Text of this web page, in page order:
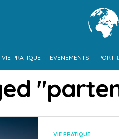
VIE PRATIQUE EVÈNEMENTS
VIE PRATIQUE